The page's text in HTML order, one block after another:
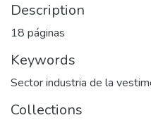
Description
18 páginas
Keywords
Sector industria de la
Collections